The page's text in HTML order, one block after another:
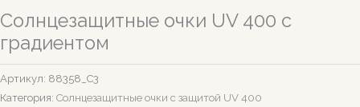
Солнцезащитные очки UV 400 с
градиентом
Артикул: 88358_С3
Категория: Солнцезащитные очки c защитой UV 400